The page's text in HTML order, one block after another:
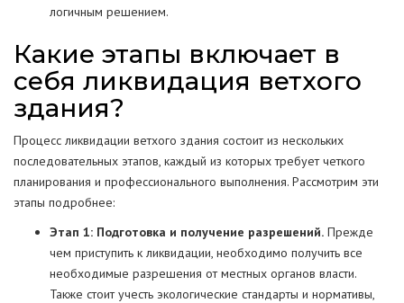
логичным решением.
Какие этапы включает в
себя ликвидация ветхого
здания?
Процесс ликвидации ветхого здания состоит из нескольких
последовательных этапов, каждый из которых требует четкого
планирования и профессионального выполнения. Рассмотрим эти
этапы подробнее:
Этап 1: Подготовка и получение разрешений. Прежде
чем приступить к ликвидации, необходимо получить все
необходимые разрешения от местных органов власти.
Также стоит учесть экологические стандарты и нормативы,